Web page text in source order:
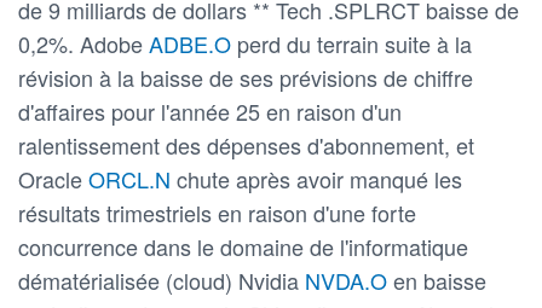
de 9 milliards de dollars ** Tech .SPLRCT baisse de
0,2%. AdobeADBE.O perd du terrain suite à la
révision à la baisse de ses prévisions de chiffre
d'affaires pour l'année 25 en raison d'un
ralentissement des dépenses d'abonnement, et
OracleORCL.N chute après avoir manqué les
résultats trimestriels en raison d'une forte
concurrence dans le domaine de l'informatique
dématérialisée (cloud) Nvidia NVDA.Oen baisse